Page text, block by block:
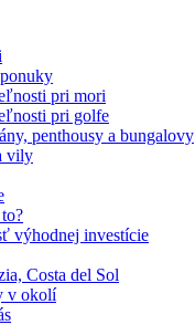
pri mori
pri golfe
penthousy a bungalovy
vily
výhodnej investície
Costa del Sol
v okolí